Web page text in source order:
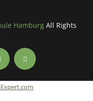
HamburgAll Rights